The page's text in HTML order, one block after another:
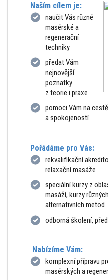
Naším cílem je:
naučit Vás různé
masérské a
regenerační
techniky
předat Vám
nejnovější
poznatky
z teorie i praxe
pomoci Vám na
a spokojeností
Pořádáme pro Vás:
rekvalifikační
relaxační masáže
speciální kurzy z
masáží, kurzy
alternativních metod
odborná školení,
Nabízíme Vám:
komplexní přípravu
masérských a